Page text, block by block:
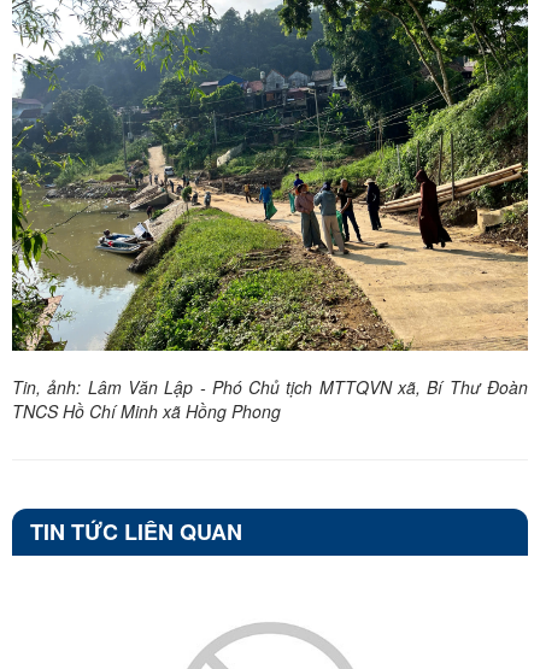
Tin, ảnh: Lâm Văn Lập - Phó Chủ tịch MTTQVN xã, Bí Thư Đoàn
TNCS Hồ Chí Minh xã Hồng Phong
TIN TỨC LIÊN QUAN